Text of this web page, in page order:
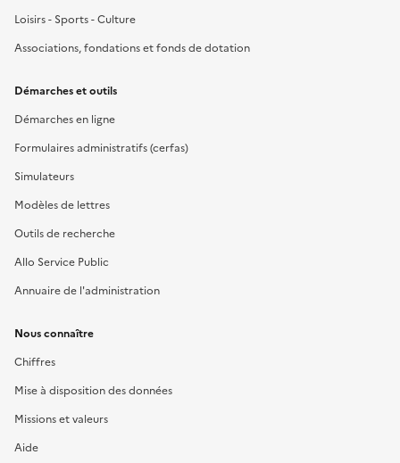
Loisirs - Sports - Culture
Associations, fondations et fonds de dotation
Démarches et outils
Démarches en ligne
Formulaires administratifs (cerfas)
Simulateurs
Modèles de lettres
Outils de recherche
Allo Service Public
Annuaire de l'administration
Nous connaître
Chiffres
Mise à disposition des données
Missions et valeurs
Aide